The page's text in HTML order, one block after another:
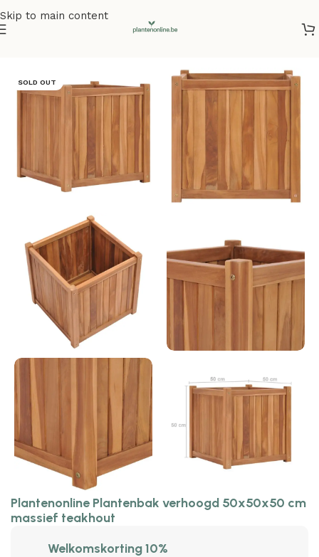
Skip to main content
SOLD OUT
Plantenonline Plantenbak verhoogd 50x50x50 cm
massief teakhout
Welkomskorting 10%